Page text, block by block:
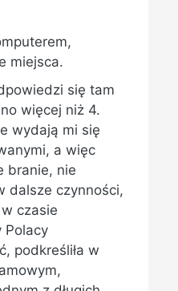
miejsca.
się tam
więcej niż 4.
wydają mi się
a więc
branie, nie
dalsze czynności,
czasie
Polacy
podkreśliła w